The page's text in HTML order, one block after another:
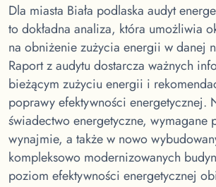
Dla miasta Biała podlaska audyt
to dokładna analiza, która umożliwia
na obniżenie zużycia energii w danej
Raport z audytu dostarcza ważnych
bieżącym zużyciu energii i
poprawy efektywności energetycznej.
świadectwo energetyczne, wymagane
wynajmie, a także w nowo
kompleksowo modernizowanych
poziom efektywności energetycznej